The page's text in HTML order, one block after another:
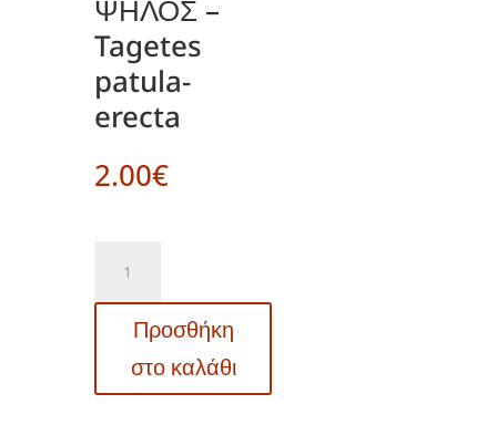
ΨΗΛΟΣ –
Tagetes
patula-
erecta
2.00€
ΚΑΤΙΦΕΣ
ΔΙΠΛΟΣΠροσθήκη
στο καλάθι